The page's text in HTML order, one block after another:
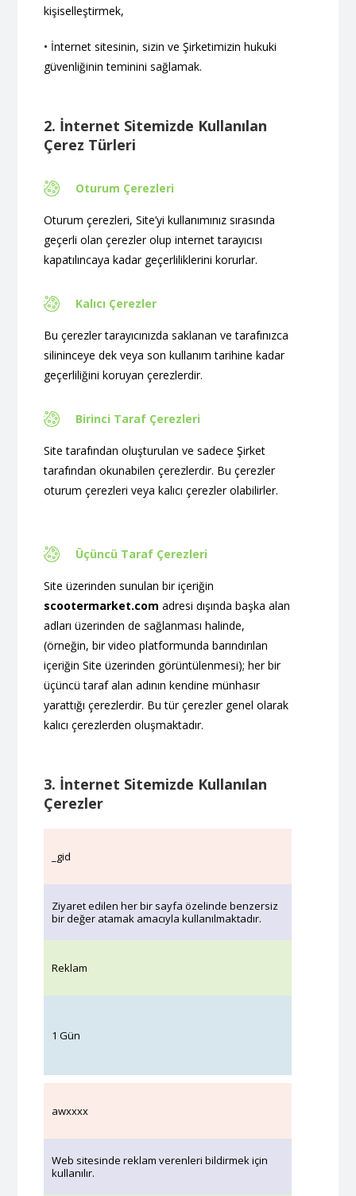
kişiselleştirmek,
• İnternet sitesinin, sizin ve Şirketimizin hukuki
güvenliğinin teminini sağlamak.
2. İnternet Sitemizde Kullanılan
Çerez Türleri
Oturum Çerezleri
Oturum çerezleri, Site’yi kullanımınız sırasında
geçerli olan çerezler olup internet tarayıcısı
kapatılıncaya kadar geçerliliklerini korurlar.
Kalıcı Çerezler
Bu çerezler tarayıcınızda saklanan ve tarafınızca
silininceye dek veya son kullanım tarihine kadar
geçerliliğini koruyan çerezlerdir.
Birinci Taraf Çerezleri
Site tarafından oluşturulan ve sadece Şirket
tarafından okunabilen çerezlerdir. Bu çerezler
oturum çerezleri veya kalıcı çerezler olabilirler.
Üçüncü Taraf Çerezleri
Site üzerinden sunulan bir içeriğin
scootermarket.com adresi dışında başka alan
adları üzerinden de sağlanması halinde,
(örneğin, bir video platformunda barındırılan
içeriğin Site üzerinden görüntülenmesi); her bir
üçüncü taraf alan adının kendine münhasır
yarattığı çerezlerdir. Bu tür çerezler genel olarak
kalıcı çerezlerden oluşmaktadır.
3. İnternet Sitemizde Kullanılan
Çerezler
_gid
Ziyaret edilen her bir sayfa özelinde benzersiz
bir değer atamak amacıyla kullanılmaktadır.
Reklam
1 Gün
awxxxx
Web sitesinde reklam verenleri bildirmek için
kullanılır.